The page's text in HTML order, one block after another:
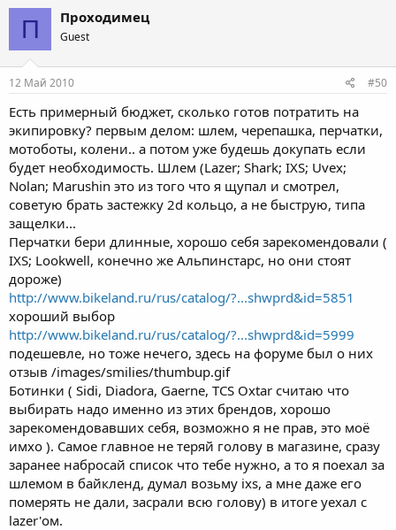
П Проходимец
Guest
12 Май 2010 #50
Есть примерный бюджет, сколько готов потратить на
экипировку? первым делом: шлем, черепашка, перчатки,
мотоботы, колени.. а потом уже будешь докупать если
будет необходимость. Шлем (Lazer; Shark; IXS; Uvex;
Nolan; Marushin это из того что я щупал и смотрел,
советую брать застежку 2d кольцо, а не быструю, типа
защелки...
Перчатки бери длинные, хорошо себя зарекомендовали (
IXS; Lookwell, конечно же Альпинстарс, но они стоят
дороже)
http://www.bikeland.ru/rus/catalog/?...shwprd&id=5851
хороший выбор
http://www.bikeland.ru/rus/catalog/?...shwprd&id=5999
подешевле, но тоже нечего, здесь на форуме был о них
отзыв /images/smilies/thumbup.gif
Ботинки ( Sidi, Diadora, Gaerne, TCS Oxtar считаю что
выбирать надо именно из этих брендов, хорошо
зарекомендовавших себя, возможно я не прав, это моё
имхо ). Самое главное не теряй голову в магазине, сразу
заранее набросай список что тебе нужно, а то я поехал за
шлемом в байкленд, думал возьму ixs, а мне даже его
померять не дали, засрали всю голову) в итоге уехал с
lazer'ом.